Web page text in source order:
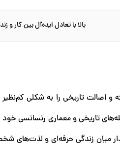
بالا با تعادل ایده‌آل بین کار و
و اصالت تاریخی را به شکلی
تاریخی و معماری رنسانسی
میان زندگی حرفه‌ای و لذت‌های